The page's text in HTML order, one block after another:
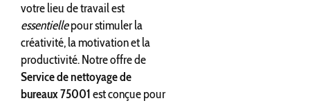
votre lieu de travail est
essentiellepour stimuler la
créativité, la motivation et la
productivité. Notre offre de
Service de nettoyage de
bureaux 75001est conçue pour